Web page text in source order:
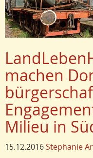
machen
Milieu in
15.12.2016Stephanie